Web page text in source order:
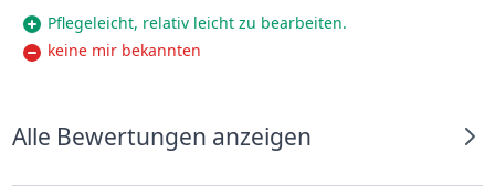
Pflegeleicht, relativ leicht zu bearbeiten.
keine mir bekannten
Alle Bewertungen anzeigen